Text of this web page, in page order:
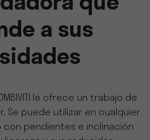
a sus
le ofrece un trabajo de
Se puede utilizar en cualquier
pendientes e inclinación